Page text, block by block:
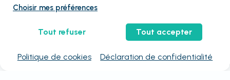
Choisir mes préférences
Tout refuser Tout accepter
Politique de cookies Déclaration de confidentialité